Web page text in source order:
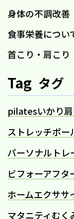
身体の不調改善
食事栄養につい
首こり・肩こり
Tag タグ
pilatesいかり肩
ストレッチポー
パーソナルトレ
ビフォーアフタ
ホームエクササ
マタニティむく